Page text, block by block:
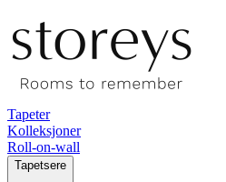
Tapeter
Kolleksjoner
Roll-on-wall
Tapetsere